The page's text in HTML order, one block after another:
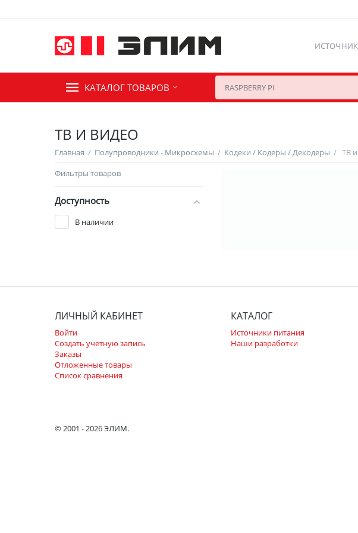
КАТАЛОГ ТОВАРОВ
ТВ И ВИДЕО
Главная / Полупроводники - Микросхемы / Кодеки / Кодеры / Декодеры / ТВ
Фильтры товаров
Доступность
В наличии
ЛИЧНЫЙ КАБИНЕТ
Войти
Создать учетную запись
Заказы
Отложенные товары
Список сравнения
КАТАЛОГ
Источники питания
Наши разработки
© 2001 - 2026 ЭЛИМ.